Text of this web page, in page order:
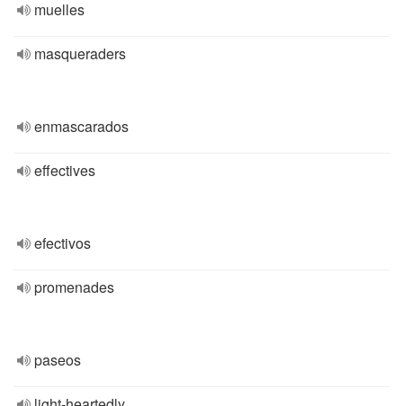
muelles
masqueraders
enmascarados
effectives
efectivos
promenades
paseos